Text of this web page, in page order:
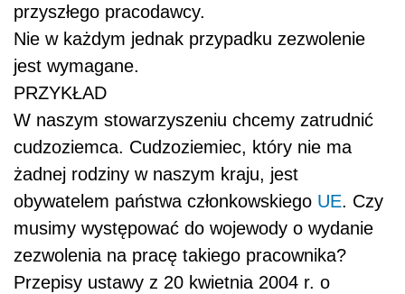
przyszłego pracodawcy.
Nie w każdym jednak przypadku zezwolenie
jest wymagane.
PRZYKŁAD
W naszym stowarzyszeniu chcemy zatrudnić
cudzoziemca. Cudzoziemiec, który nie ma
żadnej rodziny w naszym kraju, jest
obywatelem państwa członkowskiego UE. Czy
musimy występować do wojewody o wydanie
zezwolenia na pracę takiego pracownika?
Przepisy ustawy z 20 kwietnia 2004 r. o